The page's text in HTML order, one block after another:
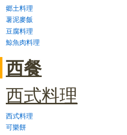
郷土料理
薯泥麥飯
豆腐料理
鯨魚肉料理
西餐
西式料理
西式料理
可樂餅